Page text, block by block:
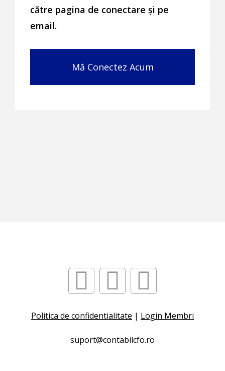
către pagina de conectare și pe
email.
Mă Conectez Acum
Politica de confidentialitate | Login Membri
suport@contabilcfo.ro